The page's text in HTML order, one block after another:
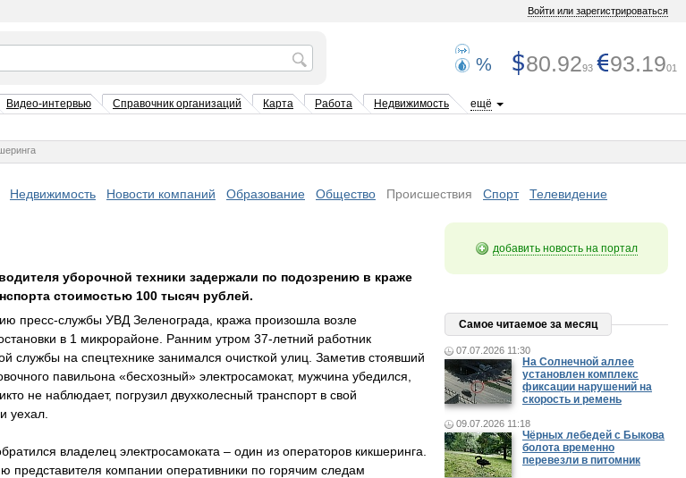
Войти или зарегистрироваться
% 80.9293 93.1901
Видео-интервью Справочник организаций Карта Работа Недвижимость ещё
Недвижимость Новости компаний Образование Общество Происшествия Спорт
Телевидение
уборочной техники задержали по подозрению в краже
стоимостью 100 тысяч рублей.
пресс-службы УВД Зеленограда, кража произошла возле
в 1 микрорайоне. Ранним утром 37-летний работник
службы на спецтехнике занимался очисткой улиц. Заметив стоявший
павильона «бесхозный» электросамокат, мужчина убедился,
не наблюдает, погрузил двухколесный транспорт в свой
уехал.
владелец электросамоката – один из операторов кикшеринга.
представителя компании оперативники по горячим следам
добавить новость на портал
Самое читаемое за месяц
07.07.2026 11:30
На Солнечной аллее
установлен комплекс
фиксации нарушений на
скорость и ремень
09.07.2026 11:18
Чёрных лебедей с Быкова
болота временно
перевезли в питомник